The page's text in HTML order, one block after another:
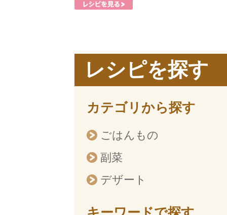
レシピを探す
カテゴリから探す
ごはんもの
副菜
デザート